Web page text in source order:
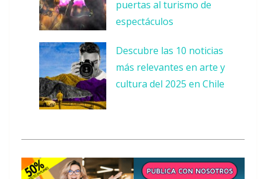
puertas al turismo de
espectáculos
Descubre las 10 noticias
más relevantes en arte y
cultura del 2025 en Chile